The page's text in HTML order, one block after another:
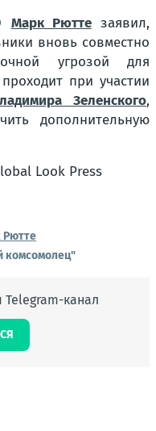
Марк Рюттезаявил,
вновь совместно
угрозой для
при участии
Зеленского,
дополнительную
Look Press
Рютте
комсомолец"
канал